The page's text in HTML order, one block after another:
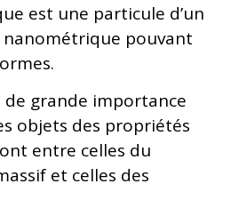
est une particule d’un
pouvant
grande importance
objets des propriétés
entre celles du
et celles des